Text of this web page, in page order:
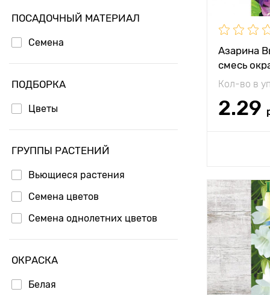
ПОСАДОЧНЫЙ МАТЕРИАЛ
Семена
ПОДБОРКА
Цветы
ГРУППЫ РАСТЕНИЙ
Вьющиеся растения
Семена цветов
Семена однолетних цветов
ОКРАСКА
Белая
Азарина
смесь
Кол-во в
2.29
Высота
Растояние
растениями